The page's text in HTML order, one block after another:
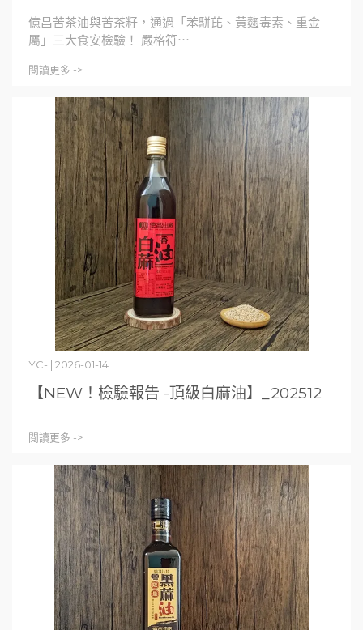
億昌苦茶油與苦茶籽，通過「苯駢芘、黃麴毒素、重金
屬」三大食安檢驗！ 嚴格符⋯
閱讀更多 ->
【NEW！檢驗報告 -頂級白麻油】_202512
YC- | 2026-01-14
閱讀更多 ->